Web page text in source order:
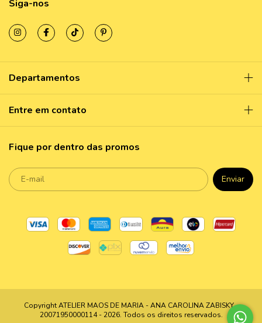
Siga-nos
Departamentos
Entre em contato
Fique por dentro das promos
Copyright ATELIER MAOS DE MARIA - ANA CAROLINA ZABISKY -
20071950000114 - 2026. Todos os direitos reservados.